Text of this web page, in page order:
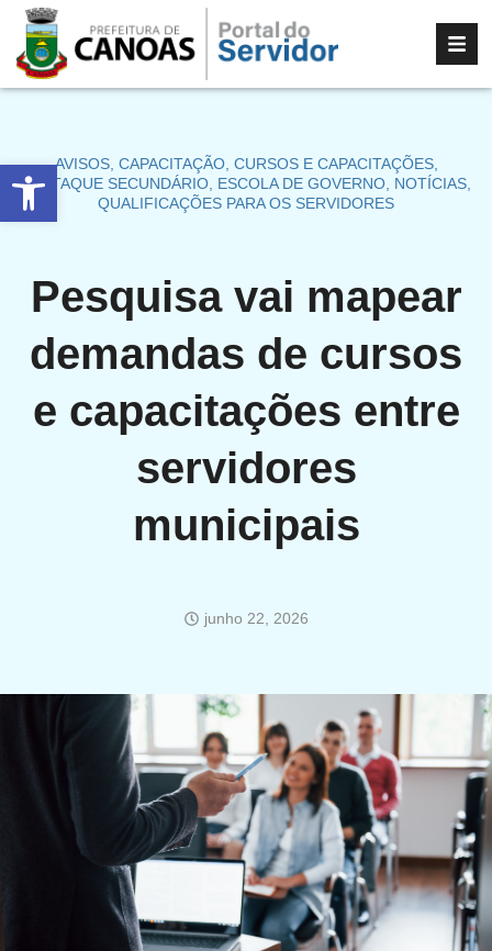
Abrir a barra de ferramentas
AVISOS, CAPACITAÇÃO, CURSOS E CAPACITAÇÕES,
DESTAQUE SECUNDÁRIO ESCOLA DE GOVERNO NOTÍCIAS
QUALIFICAÇÕES PARA OS SERVIDORES
Pesquisa vai mapear
demandas de cursos
e capacitações entre
servidores
municipais
junho 22, 2026